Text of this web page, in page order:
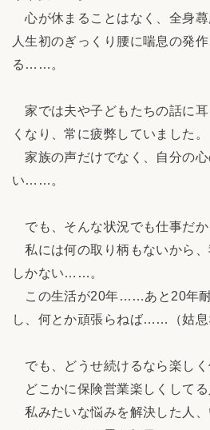
心が休まることはなく、全身蕁
人生初のぎっくり腰に喘息の発
る……。
家では夫や子どもたちの話に
くなり、常に疲弊していました。
家族の声だけでなく、自分の
い……。
でも、そんな状況でも仕事だ
私には何の取り柄もないから
しかない……。
この生活が20年……あと20年耐
し、何とか頑張らねば……（姑息
でも、どうせ続けるなら楽しく
どこかに保険営業楽しくしてる
私みたいな悩みを解決した人、